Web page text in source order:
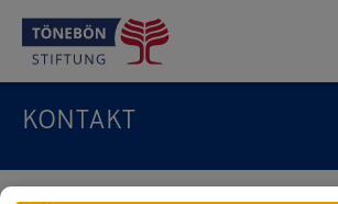
KONTAKT